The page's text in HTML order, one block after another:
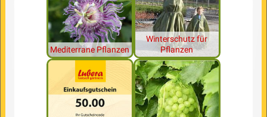
Mediterrane Pflanzen
Winterschutz für
Pflanzen